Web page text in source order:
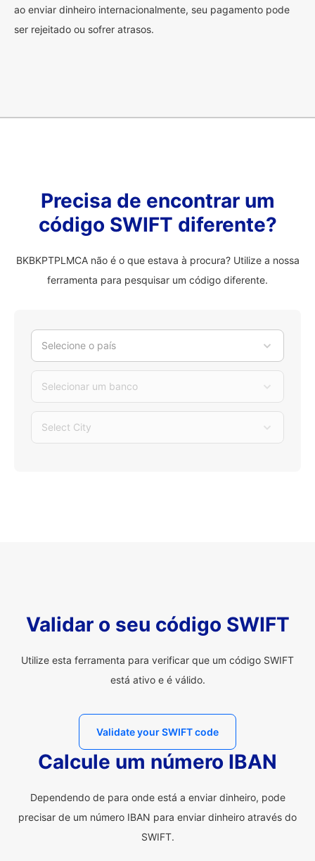
ao enviar dinheiro internacionalmente, seu pagamento pode
ser rejeitado ou sofrer atrasos.
Precisa de encontrar um
código SWIFT diferente?
BKBKPTPLMCA não é o que estava à procura? Utilize a nossa
ferramenta para pesquisar um código diferente.
Selecione o país
Selecionar um banco
Select City
Validar o seu código SWIFT
Utilize esta ferramenta para verificar que um código SWIFT
está ativo e é válido.
Validate your SWIFT code
Calcule um número IBAN
Dependendo de para onde está a enviar dinheiro, pode
precisar de um número IBAN para enviar dinheiro através do
SWIFT.